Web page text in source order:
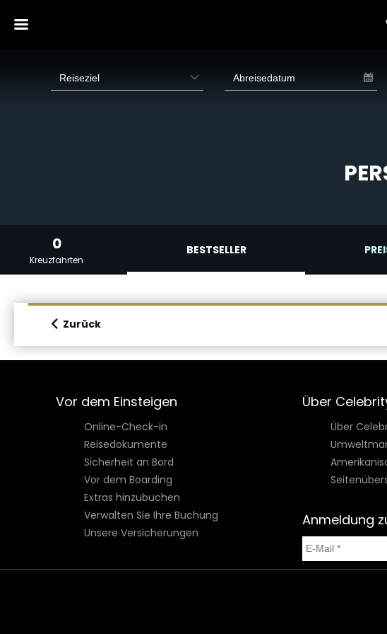
0
Kreuzfahrten
BESTSELLER
Zurück
Vor dem Einsteigen
Online-Check-in
Reisedokumente
Sicherheit an Bord
Vor dem Boarding
Extras hinzubuchen
Verwalten Sie Ihre Buchung
Unsere Versicherungen
Über
Über
Anmeldung